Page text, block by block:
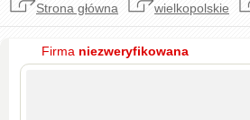
Strona główna wielkopolskie
Firma niezweryfikowana